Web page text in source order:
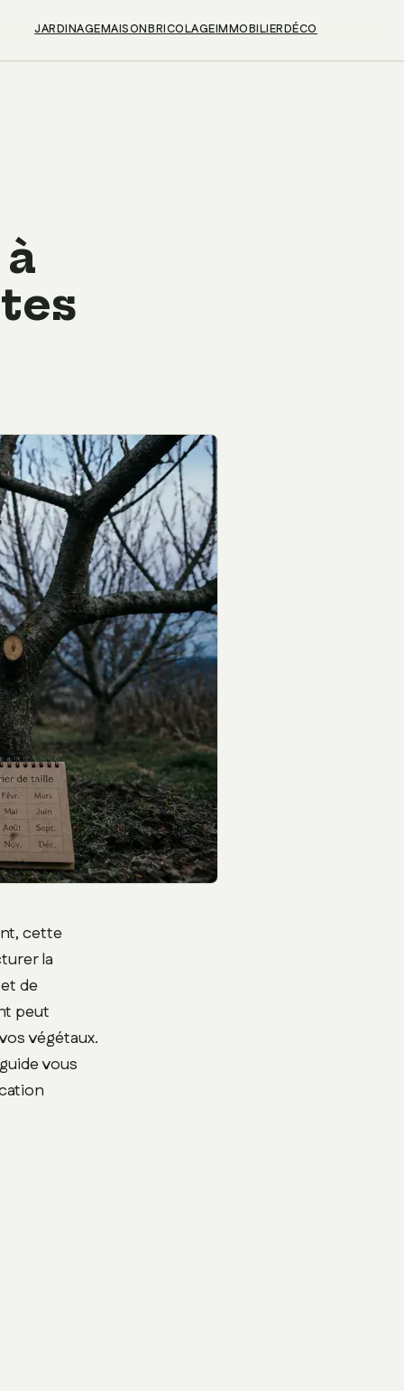
JARDINAGEMAISONBRICOLAGEIMMOBILIERDÉCO
cette
la
de
peut
végétaux.
vous